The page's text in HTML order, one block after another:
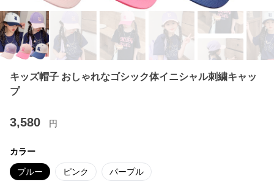
キッズ帽子 おしゃれなゴシック体イニシャル刺繍キャッ
プ
3,580 円
カラー
ブルー ピンク パープル